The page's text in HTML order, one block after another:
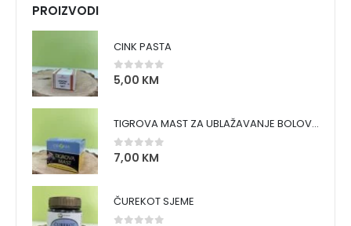
PROIZVODI
CINK PASTA
0 out of 5
5,00 KM
TIGROVA MAST ZA UBLAŽAVANJE BOLOVA I ZAGRIJAVANJE MIŠIĆA
0 out of 5
7,00 KM
ČUREKOT SJEME